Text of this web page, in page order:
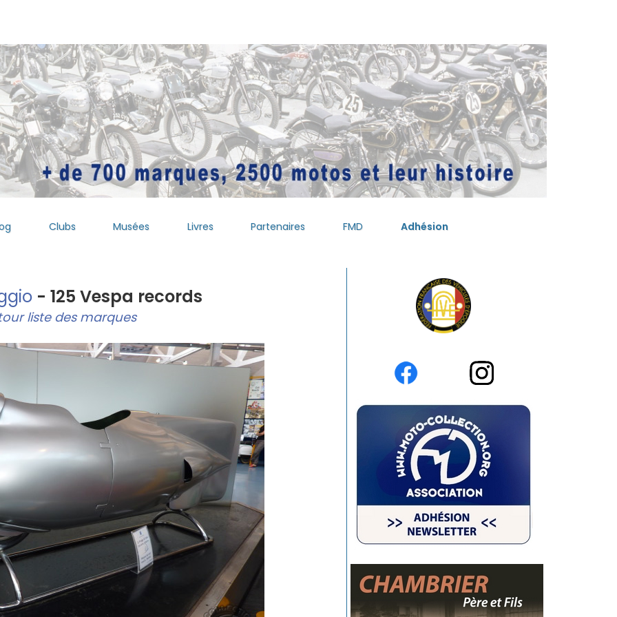
Clubs Musées Livres Partenaires FMD Adhésion
- 125 Vespa records
liste des marques